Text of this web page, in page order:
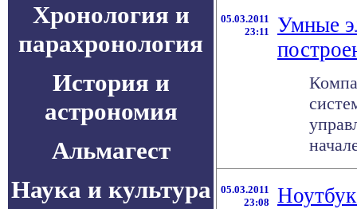
Хронология и
парахронология
История и
астрономия
Альмагест
Наука и культура
05.03.2011
23:11
Умные
05.03.2011
23:08